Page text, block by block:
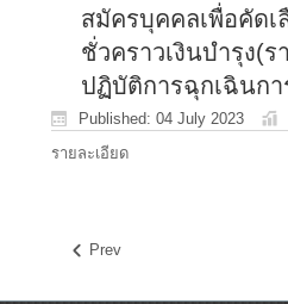
สมัครบุคคลเพื่อคัดเ
ชั่วคราวเงินบำรุง(
ปฏิบัติการฉุกเฉินก
Published: 04 July 2023
รายละเอียด
Prev